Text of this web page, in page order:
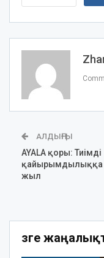
АЛДЫҢҒЫ
AYALA қоры: Тиімді
қайырымдылыққа
жыл
Өзге